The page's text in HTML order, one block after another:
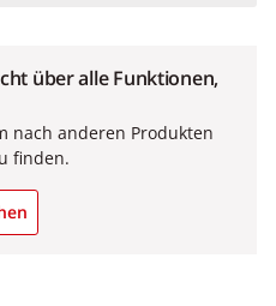
über alle Funktionen,
nach anderen Produkten
finden.